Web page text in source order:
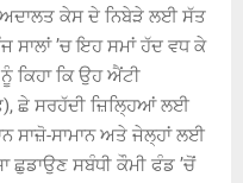
ਕੇਸ ਦੇ ਨਿਬੇੜੇ ਲਈ ਸੱਤ
ਸਾਲਾਂ ’ਚ ਇਹ ਸਮਾਂ ਹੱਦ ਵਧ ਕੇ
ਕਿਹਾ ਕਿ ਉਹ ਐਂਟੀ
ਛੇ ਸਰਹੱਦੀ ਜ਼ਿਲ੍ਹਿਆਂ ਲਈ
ਸਾਜ਼ੋ-ਸਾਮਾਨ ਅਤੇ ਜੇਲ੍ਹਾਂ ਲਈ
ਛੁਡਾਉਣ ਸਬੰਧੀ ਕੌਮੀ ਫੰਡ ’ਚੋਂ